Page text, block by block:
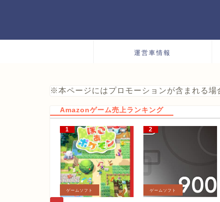
運営車情報
※本ページにはプロモーションが含まれる場
Amazonゲーム売上ランキング
ゲームソフト ゲームソフト